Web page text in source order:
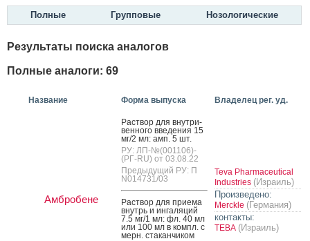
Полные Групповые Нозологические
Результаты поиска аналогов
Полные аналоги: 69
Название Форма выпуска Владелец рег. уд.
Амбробене
Рас­твор для внут­ри­
вен­но­го вве­дения 15
мг/2 мл: амп. 5 шт.
РУ: ЛП-№(001106)-
(РГ-RU) от 03.08.22
Предыдущий РУ: П
N014731/03
Рас­твор для при­ема
внутрь и ин­га­ляций
7.5 мг/1 мл: фл. 40 мл
или 100 мл в компл. с
мерн. ста­кан­чи­ком
Teva Pharmaceutical
Industries (Израиль)
Произведено:
Merckle (Германия)
контакты:
ТЕВА (Израиль)